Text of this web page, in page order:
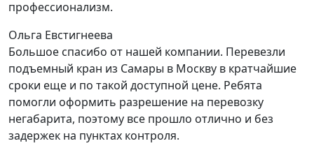
профессионализм.
Ольга Евстигнеева
Большое спасибо от нашей компании. Перевезли
подъемный кран из Самары в Москву в кратчайшие
сроки еще и по такой доступной цене. Ребята
помогли оформить разрешение на перевозку
негабарита, поэтому все прошло отлично и без
задержек на пунктах контроля.